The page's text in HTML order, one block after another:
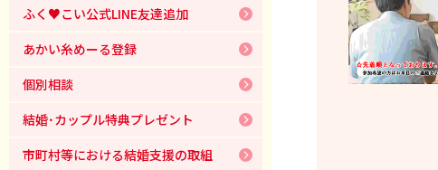
ふく♥こい公式LINE友達追加
あかい糸めーる登録
個別相談
結婚･カップル特典プレゼント
市町村等における結婚支援の取組